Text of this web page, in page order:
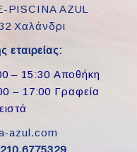
AZUL
Χαλάνδρι
εταιρείας:
– 15:30 Αποθήκη
– 17:00 Γραφεία
azul.com